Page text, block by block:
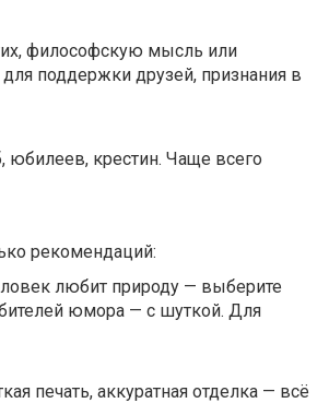
философскую мысль или
поддержки друзей, признания в
юбилеев, крестин. Чаще всего
рекомендаций:
любит природу — выберите
юмора — с шуткой. Для
печать, аккуратная отделка — всё